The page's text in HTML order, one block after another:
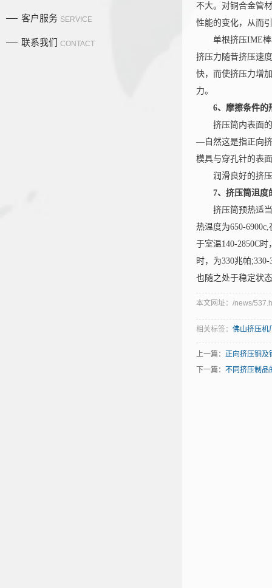
客户服务 SERVICE
联系我们 CONTACT
不大。对铜合金管
性能的变化，从而
单根挤压IME棒
挤压力随昔挤压速
快，而使挤压力增
力。
6、摩擦条件的
挤压筒内表面的
—自然这是指正向
模具与穿孔针的表
润滑良好的挤压
7、挤压筒沮度
挤压筒预热适当
热温度为650-
于室温140-2850C
时，为330兆帕
也随之处于稳定状
本文网址：/news/
相关标签：佛山挤压机
上一篇：正向挤压铜及
下一篇：不同挤压制品
产